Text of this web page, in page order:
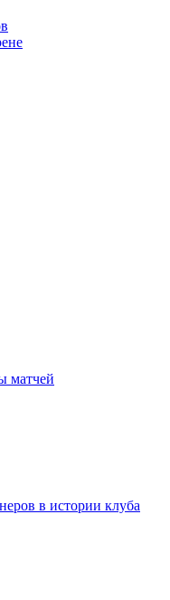
матчей
в истории клуба